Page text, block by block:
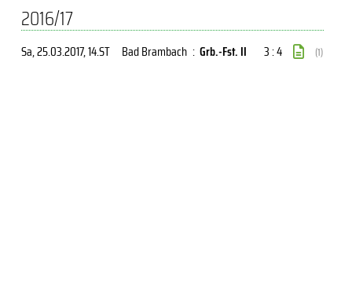
2016/17
Sa, 25.03.2017, 14.ST Bad Brambach : Grb.-Fst. II 3 : 4 (1)